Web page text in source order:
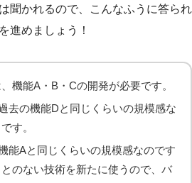
聞かれるので、こんなふうに答られ
進めましょう！
機能A・B・Cの開発が必要です。
去の機能Dと同じくらいの規模感な
す。
能Aと同じくらいの規模感なのです
のない技術を新たに使うので、バ